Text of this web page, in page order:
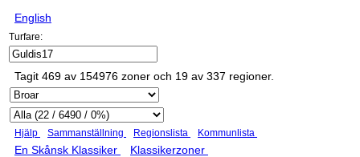
English
Turfare:
Tagit 469 av 154976 zoner och 19 av 337 regioner.
Hjälp Sammanställning Regionslista Kommunlista
En Skånsk Klassiker Klassikerzoner